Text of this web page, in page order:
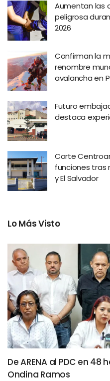
Aumentan las
peligrosa
2026
Confirman la
renombre
avalancha en
Futuro
destaca
Corte
funciones tras
y El Salvador
Lo Más Visto
De ARENA al PDC en
Ondina Ramos